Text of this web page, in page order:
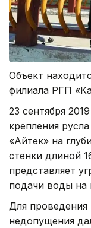
Объект
филиала РГП
23 сентября
крепления
«Айтек» на
стенки длиной
представляет
подачи воды на
Для
недопущения